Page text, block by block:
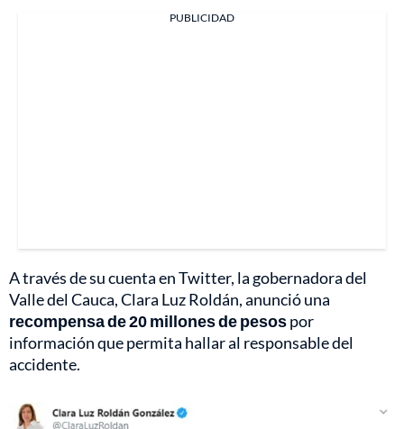
PUBLICIDAD
A través de su cuenta en Twitter, la gobernadora del
Valle del Cauca, Clara Luz Roldán, anunció una
recompensa de 20 millones de pesospor
información que permita hallar al responsable del
accidente.